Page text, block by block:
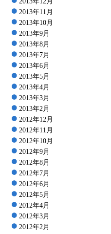
2013年11月
2013年10月
2013年9月
2013年8月
2013年7月
2013年6月
2013年5月
2013年4月
2013年3月
2013年2月
2012年12月
2012年11月
2012年10月
2012年9月
2012年8月
2012年7月
2012年6月
2012年5月
2012年4月
2012年3月
2012年2月